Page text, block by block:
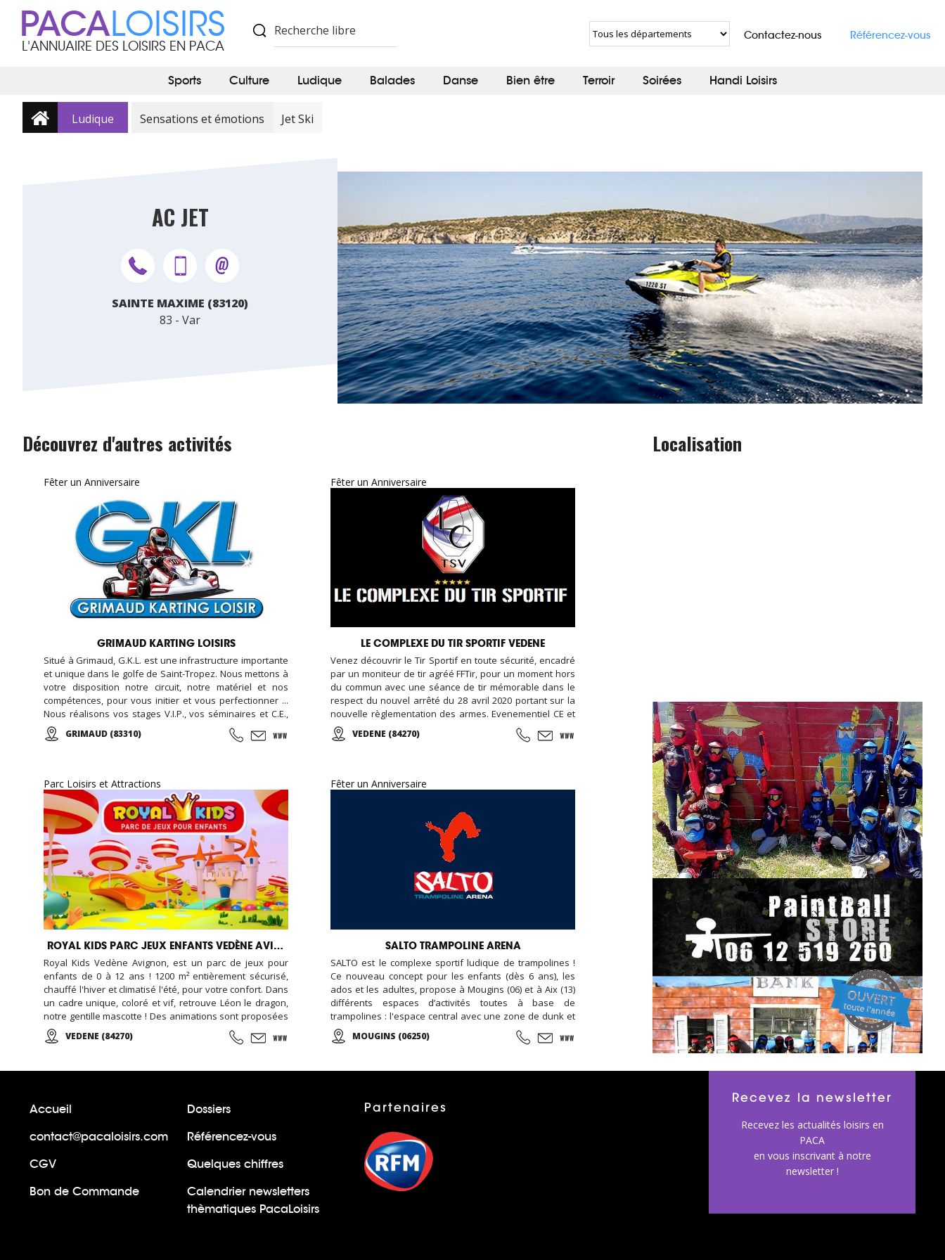
PACALOISIRS
L'ANNUAIRE DES LOISIRS EN PACA
Contactez-nous Référencez-vous
Sports Culture Ludique Balades Danse Bien être Terroir Soirées Handi Loisirs
Ludique Sensations et émotions Jet Ski
AC JET
SAINTE MAXIME (83120)
83 - Var
Découvrez d'autres activités
Fêter un Anniversaire
GRIMAUD KARTING LOISIRS
Situé à Grimaud, G.K.L. est une infrastructure importante
et unique dans le golfe de Saint-Tropez. Nous mettons à
votre disposition notre circuit, notre matériel et nos
compétences, pour vous initier et vous perfectionner ...
Nous réalisons vos stages V.I.P., vos séminaires et C.E.,
vos formules week-end... Encadré par notre équipe de
passionnés vous participerez aux courses d'endurance,
GRIMAUD (83310)
Fêter un Anniversaire
LE COMPLEXE DU TIR SPORTIF VEDENE
Venez découvrir le Tir Sportif en toute sécurité, encadré
par un moniteur de tir agréé FFTir, pour un moment hors
du commun avec une séance de tir mémorable dans le
respect du nouvel arrêté du 28 avril 2020 portant sur la
nouvelle règlementation des armes. Evenementiel CE et
Groupes, Anniversaires, ...
VEDENE (84270)
Parc Loisirs et Attractions
ROYAL KIDS PARC JEUX ENFANTS VEDÈNE AVIGNON
Royal Kids Vedène Avignon, est un parc de jeux pour
enfants de 0 à 12 ans ! 1200 m² entièrement sécurisé,
chauffé l'hiver et climatisé l'été, pour votre confort. Dans
un cadre unique, coloré et vif, retrouve Léon le dragon,
notre gentille mascotte ! Des animations sont proposées
régulièrement, concours, maquillage,... Réservez un
ROYAL ANNIVERSAIRE...
VEDENE (84270)
Fêter un Anniversaire
SALTO TRAMPOLINE ARENA
SALTO est le complexe sportif ludique de trampolines !
Ce nouveau concept pour les enfants (dès 6 ans), les
ados et les adultes, propose à Mougins (06) et à Aix (13)
différents espaces d’activités toutes à base de
trampolines : l'espace central avec une zone de dunk et
de parkour, l'espace freestyle avec le bac à mousse et
l'airbag, le terrain de dodgeball, la pro zone avec son
organisés, et un programme d'animation est disponible
MOUGINS (06250)
Localisation
Accueil
Dossiers
contact@pacaloisirs.com
Référencez-vous
CGV
Quelques chiffres
Bon de Commande
Calendrier newsletters
thèmatiques PacaLoisirs
Partenaires
Recevez la newsletter
Recevez les actualités loisirs en
PACA
en vous inscrivant à notre
newsletter !